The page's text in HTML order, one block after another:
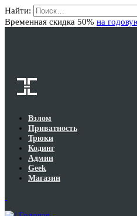
Найти:
Временная скидка 50% на
Взлом
Приватность
Трюки
Кодинг
Админ
Geek
Магазин